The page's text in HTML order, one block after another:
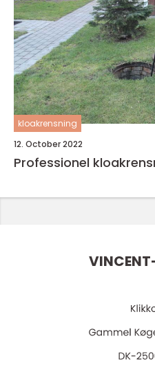
kloakrensning
12. October 2022
Professionel